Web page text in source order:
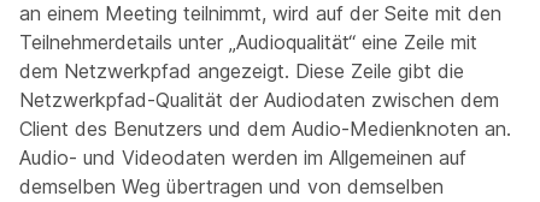
an einem Meeting teilnimmt, wird auf der Seite mit den
Teilnehmerdetails unter „Audioqualität“ eine Zeile mit
dem Netzwerkpfad angezeigt. Diese Zeile gibt die
Netzwerkpfad-Qualität der Audiodaten zwischen dem
Client des Benutzers und dem Audio-Medienknoten an.
Audio- und Videodaten werden im Allgemeinen auf
demselben Weg übertragen und von demselben